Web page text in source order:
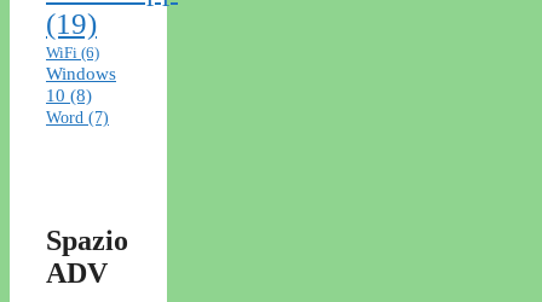
(19)
WiFi (6)
Windows
10 (8)
Word (7)
Spazio
ADV